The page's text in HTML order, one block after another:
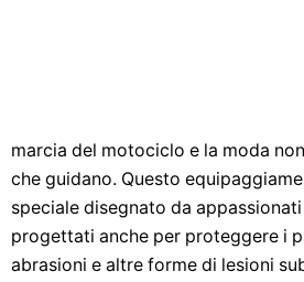
marcia del motociclo e la moda
che guidano. Questo
speciale disegnato da
progettati anche per proteggere i
abrasioni e altre forme di lesioni